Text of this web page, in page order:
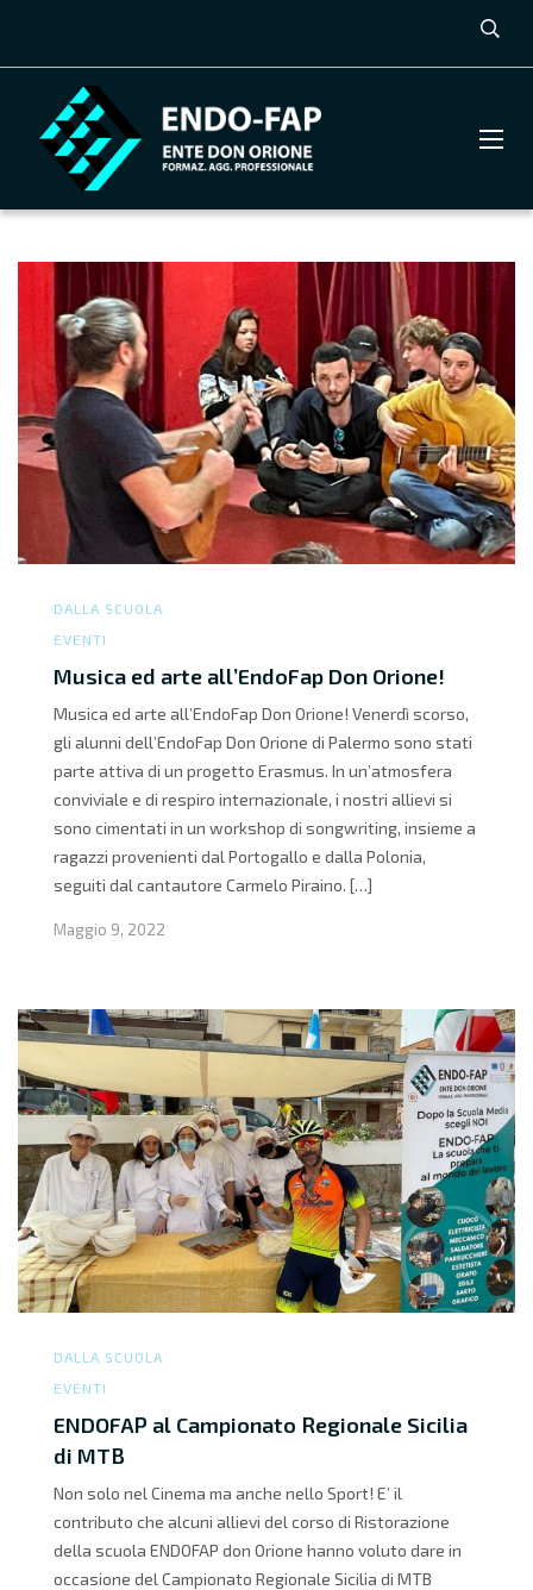
DALLA SCUOLA
EVENTI
Musica ed arte all’EndoFap Don Orione!
Musica ed arte all’EndoFap Don Orione! Venerdì scorso,
gli alunni dell’EndoFap Don Orione di Palermo sono stati
parte attiva di un progetto Erasmus. In un’atmosfera
conviviale e di respiro internazionale, i nostri allievi si
sono cimentati in un workshop di songwriting, insieme a
ragazzi provenienti dal Portogallo e dalla Polonia,
seguiti dal cantautore Carmelo Piraino. […]
Maggio 9, 2022
DALLA SCUOLA
EVENTI
ENDOFAP al Campionato Regionale Sicilia
di MTB
Non solo nel Cinema ma anche nello Sport! E’ il
contributo che alcuni allievi del corso di Ristorazione
della scuola ENDOFAP don Orione hanno voluto dare in
occasione del Campionato Regionale Sicilia di MTB